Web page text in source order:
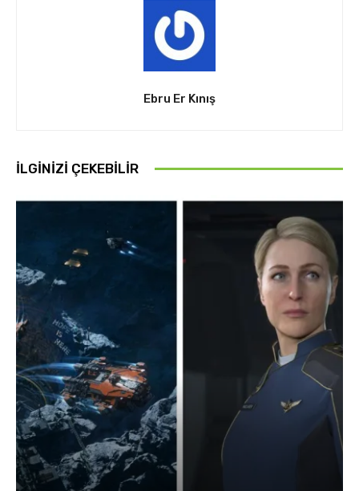
Ebru Er Kınış
İLGINIZI ÇEKEBILIR